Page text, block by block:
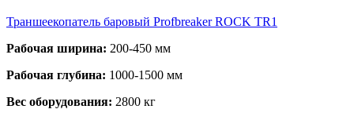
Траншеекопатель баровый Profbreaker ROCK TR1
Рабочая ширина: 200-450 мм
Рабочая глубина: 1000-1500 мм
Вес оборудования: 2800 кг